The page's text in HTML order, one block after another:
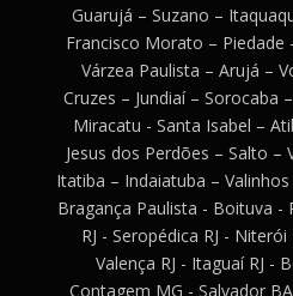
Guarujá – Suzano –
Francisco Morato – Piedade
Várzea Paulista – Arujá –
Cruzes – Jundiaí – Sorocaba
Miracatu - Santa Isabel –
Jesus dos Perdões – Salto –
Itatiba – Indaiatuba –
Bragança Paulista - Boituva -
RJ - Seropédica RJ - Niterói
Valença RJ - Itaguaí RJ -
Contagem MG - Salvador